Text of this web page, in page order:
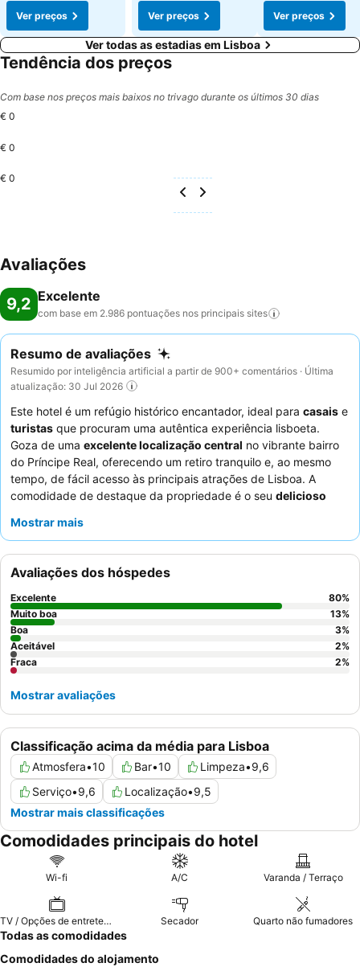
Ver preços
Ver preços
Ver preços
Ver todas as estadias em Lisboa
Tendência dos preços
Com base nos preços mais baixos no trivago durante os últimos 30 dias
€ 0
€ 0
€ 0
Avaliações
9,2 Excelente
com base em 2.986 pontuações nos principais sites
Resumo de avaliações
Resumido por inteligência artificial a partir de 900+ comentários · Última
atualização: 30 Jul 2026
Este hotel é um refúgio histórico encantador, ideal para casais e
turistas que procuram uma autêntica experiência lisboeta.
Goza de uma excelente localização central no vibrante bairro
do Príncipe Real, oferecendo um retiro tranquilo e, ao mesmo
tempo, de fácil acesso às principais atrações de Lisboa. A
comodidade de destaque da propriedade é o seu delicioso
opções caseiras e biológicas com ovos feitos na hora. Os
e acolhedores, que se esforçam para fornecer recomendações
valiosas e garantir uma estadia confortável. Para uma
experiência verdadeiramente relaxante, considere pedir um
quarto virado para o
Mostrar mais
Classificação acima da média para Lisboa
Atmosfera•10 Bar•10 Limpeza•9,6
Serviço•9,6 Localização•9,5
Mostrar mais classificações
Avaliações dos hóspedes
Excelente 80%
Muito boa
13%
Boa
3%
Aceitável
2%
Fraca
2%
Mostrar avaliações
Comodidades principais do hotel
Wi-fi A/C Varanda / Terraço
TV / Opções de entretenimento Secador Quarto não fumadores
Todas as comodidades
Comodidades do alojamento